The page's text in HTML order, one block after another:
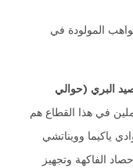
المولودة في
البري (حوالي
في هذا القطاع هم
ياكيما وويناتشي
الفاكهة وتجهيز